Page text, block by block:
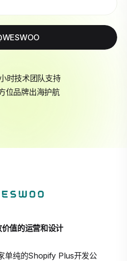
时技术团队支持
位品牌出海护航
值的运营和设计
单纯的Shopify Plus开发公